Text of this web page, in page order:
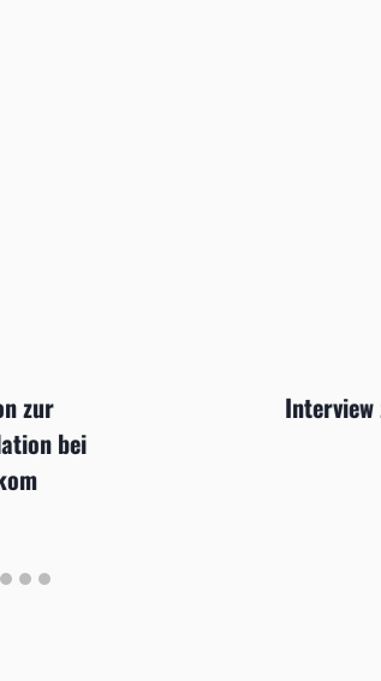
zur
bei
Interview